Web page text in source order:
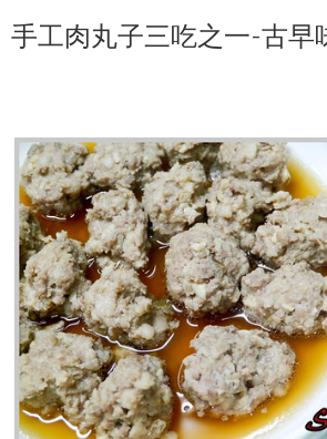
手工肉丸子三吃之一-古早